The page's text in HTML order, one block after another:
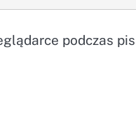
podczas